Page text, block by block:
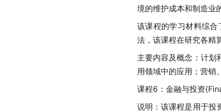
境的维护成本和制造业
该课程的学习材料综
法，该课程在研究各精
主要内容及概念：计划
用领域中的应用；营销
课程6：金融与投资
说明：该课程是用于投